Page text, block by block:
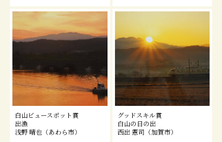
白山ビュースポット賞
出漁
浅野 晴也（あわら市）
グッドスキル賞
白山の日の出
西出 憲司（加賀市）